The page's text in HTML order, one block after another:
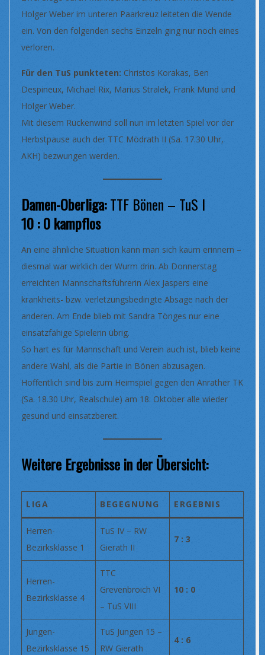
Holger Weber im unteren Paarkreuz leiteten die Wende
ein. Von den folgenden sechs Einzeln ging nur noch eines
verloren.
Für den TuS punkteten: Christos Korakas, Ben
Despineux, Michael Rix, Marius Stralek, Frank Mund und
Holger Weber.
Mit diesem Rückenwind soll nun im letzten Spiel vor der
Herbstpause auch der TTC Mödrath II (Sa. 17.30 Uhr,
AKH) bezwungen werden.
Damen-Oberliga:TTF Bönen – TuS I
10 : 0 kampflos
An eine ähnliche Situation kann man sich kaum erinnern –
diesmal war wirklich der Wurm drin. Ab Donnerstag
erreichten Mannschaftsführerin Alex Jaspers eine
krankheits- bzw. verletzungsbedingte Absage nach der
anderen. Am Ende blieb mit Sandra Tönges nur eine
einsatzfähige Spielerin übrig.
So hart es für Mannschaft und Verein auch ist, blieb keine
andere Wahl, als die Partie in Bönen abzusagen.
Hoffentlich sind bis zum Heimspiel gegen den Anrather TK
(Sa. 18.30 Uhr, Realschule) am 18. Oktober alle wieder
gesund und einsatzbereit.
Weitere Ergebnisse in der Übersicht:
LIGA BEGEGNUNG ERGEBNIS
Herren-
Bezirksklasse 1
TuS IV – RW
Gierath II
7 : 3
Herren-
Bezirksklasse 4
TTC
Grevenbroich VI
– TuS VIII
10 : 0
Jungen-
Bezirksklasse 15
TuS Jungen 15 –
RW Gierath
4 : 6